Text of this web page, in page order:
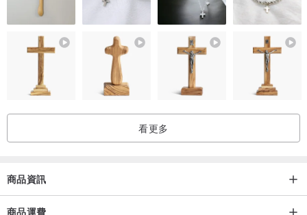
看更多
商品資訊
商品運費